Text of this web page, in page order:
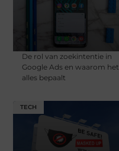
De rol van zoekintentie in
Google Ads en waarom het
alles bepaalt
TECH